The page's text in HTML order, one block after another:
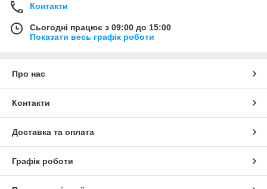
Контакти
Сьогодні працює з 09:00 до 15:00
Показати весь графік роботи
Про нас
Контакти
Доставка та оплата
Графік роботи